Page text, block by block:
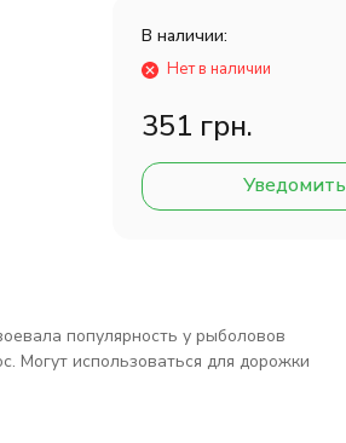
В наличии:
Нет в наличии
351 грн.
Уведомить
популярность у рыболовов
Могут использоваться для дорожки